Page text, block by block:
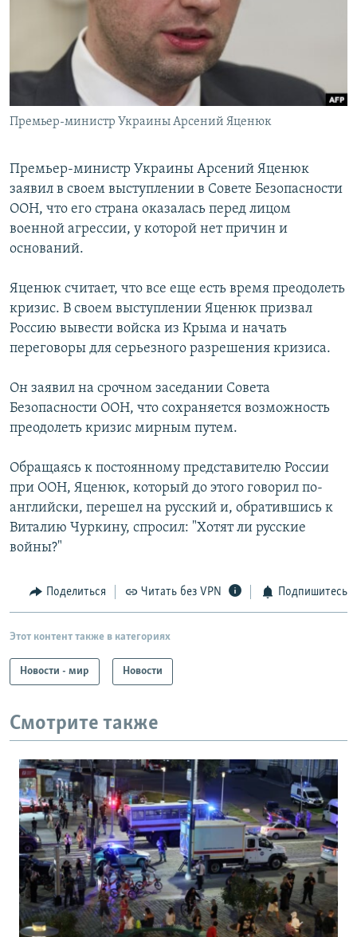
РАСПИСАНИЕ ВЕЩАНИЯ
ПОДПИШИТЕСЬ НА РАССЫЛКУ
СОЦИАЛЬНЫЕ СЕТИ
Все сайты РСЕ/РС
Премьер-министр Украины Арсений Яценюк
Премьер-министр Украины Арсений Яценюк
заявил в своем выступлении в Совете Безопасности
ООН, что его страна оказалась перед лицом
военной агрессии, у которой нет причин и
оснований.
Яценюк считает, что все еще есть время преодолеть
кризис. В своем выступлении Яценюк призвал
Россию вывести войска из Крыма и начать
переговоры для серьезного разрешения кризиса.
Он заявил на срочном заседании Совета
Безопасности ООН, что сохраняется возможность
преодолеть кризис мирным путем.
Обращаясь к постоянному представителю России
при ООН, Яценюк, который до этого говорил по-
английски, перешел на русский и, обратившись к
Виталию Чуркину, спросил: "Хотят ли русские
войны?"
Поделиться Читать без VPN Подпишитесь
Этот контент также в категориях
Новости - мир Новости
Смотрите также